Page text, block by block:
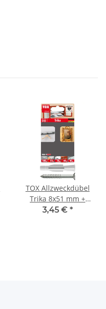
TOX Allzweckdübel
Trika 8x51 mm +
Schraube
3,45 € *